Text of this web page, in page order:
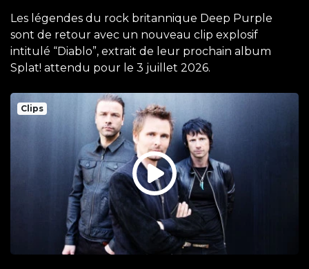
Les légendes du rock britannique Deep Purple
sont de retour avec un nouveau clip explosif
intitulé “Diablo”, extrait de leur prochain album
Splat! attendu pour le 3 juillet 2026.
Clips